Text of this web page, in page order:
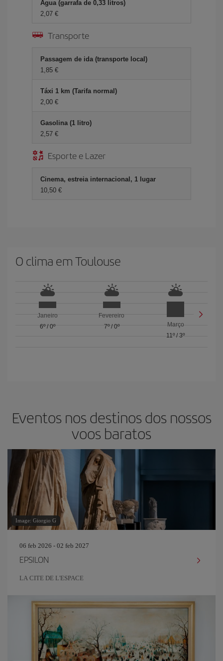
Água (garrafa de 0,33 litros)
2,07 €
Transporte
Passagem de ida (transporte local)
1,85 €
Táxi 1 km (Tarifa normal)
2,00 €
Gasolina (1 litro)
2,57 €
Esporte e Lazer
Cinema, estreia internacional, 1 lugar
10,50 €
O clima em Toulouse
Janeiro
6º/ 0º
Fevereiro
7º/ 0º
Março
11º /3º
Eventos nos destinos dos nossos
voos baratos
Image: Giorgio G
06 feb 2026 - 02 feb 2027
EPSILON
LA CITE DE L'ESPACE